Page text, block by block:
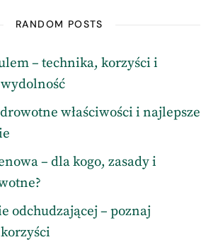
RANDOM POSTS
– technika, korzyści i
właściwości i najlepsze
– dla kogo, zasady i
odchudzającej – poznaj